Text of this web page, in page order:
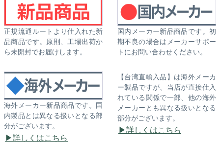
正規流通ルートより仕入れた新
品商品です。原則、工場出荷か
ら未開封でお届けします。
国内メーカー新品商品です。初
期不良の場合はメーカーサポー
トにお問い合わせください。
海外メーカー新品商品です。国
内製品とは異なる扱いとなる部
分がございます。
詳しくはこちら
【台湾直輸入品】は海外メーカ
ー製品ですが、当店が直接仕入
れている関係で一部、他の海外
メーカーとも異なる扱いとなる
部分がございます。
詳しくはこちら